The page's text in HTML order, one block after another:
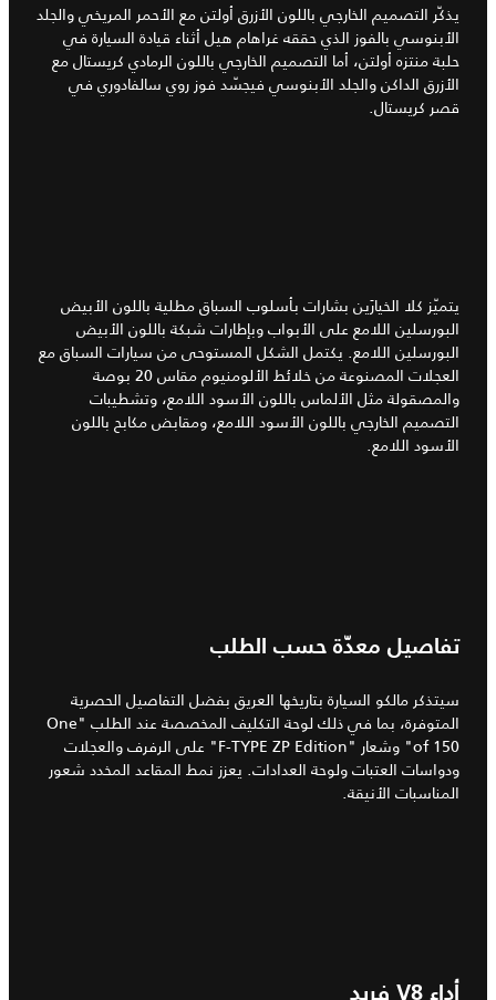
يذكّر التصميم الخارجي باللون الأزرق أولتن مع الأحمر المريخي والجلد
الأبنوسي بالفوز الذي حققه غراهام هيل أثناء قيادة السيارة في
حلبة منتزه أولتن، أما التصميم الخارجي باللون الرمادي كريستال مع
الأزرق الداكن والجلد الأبنوسي فيجسّد فوز روي سالفادوري في
قصر كريستال.
يتميّز كلا الخيارَين بشارات بأسلوب السباق مطلية باللون الأبيض
البورسلين اللامع على الأبواب وبإطارات شبكة باللون الأبيض
البورسلين اللامع. يكتمل الشكل المستوحى من سيارات السباق مع
العجلات المصنوعة من خلائط الألومنيوم مقاس 20 بوصة
والمصقولة مثل الألماس باللون الأسود اللامع، وتشطيبات
التصميم الخارجي باللون الأسود اللامع، ومقابض مكابح باللون
الأسود اللامع.
تفاصيل معدّة حسب الطلب
سيتذكر مالكو السيارة بتاريخها العريق بفضل التفاصيل الحصرية
المتوفرة، بما في ذلك لوحة التكليف المخصصة عند الطلب "One
of 150" وشعار "F-TYPE ZP Edition" على الرفرف والعجلات
ودواسات العتبات ولوحة العدادات. يعزز نمط المقاعد المخدد شعور
المناسبات الأنيقة.
أداء V8 فريد